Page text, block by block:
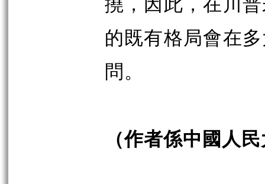
的既有格局會在
問。
（作者係中國人